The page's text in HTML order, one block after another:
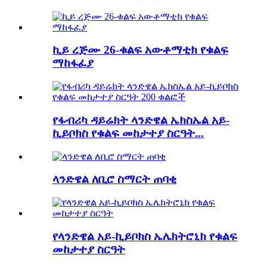
ኪይ ረጅሙ 26-ቁልፍ አውቶማቲክ የቁልፍ
ማከፋፈያ
የፋብሪካ ዳይሬክት ላንድዌል ኤክስኤል አይ-
ኪይቦክስ የቁልፍ መከታተያ ስርዓት...
ላንድዌል ለቢሮ ስማርት ጠባቂ
የላንድዌል አይ-ኪይቦክስ ኤሌክትሮኒክ የቁልፍ
መከታተያ ስርዓት